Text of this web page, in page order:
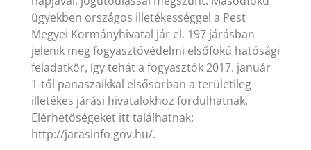
ügyekben országos illetékességgel a Pest
Megyei Kormányhivatal jár el. 197 járásban
jelenik meg fogyasztóvédelmi elsőfokú hatósági
feladatkör, így tehát a fogyasztók 2017. január
1-től panaszaikkal elsősorban a területileg
illetékes járási hivatalokhoz fordulhatnak.
Elérhetőségeket itt találhatnak:
http://jarasinfo.gov.hu/.